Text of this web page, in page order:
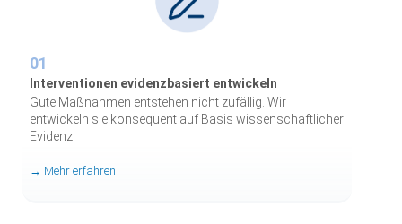
01
Interventionen evidenzbasiert entwickeln
Gute Maßnahmen entstehen nicht zufällig. Wir
entwickeln sie konsequent auf Basis wissenschaftlicher
Evidenz.
→ Mehr erfahren